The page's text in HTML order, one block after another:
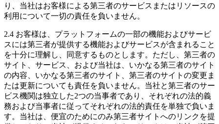
り、当社はお客様による第三者のサービスまたはリソースの
利用について一切の責任を負いません。
2.4 お客様は、プラットフォームの一部の機能およびサービ
スには第三者が提供する機能およびサービスが含まれること
を十分に理解し、同意するものとします。ただし、第三者の
サイト、サービス、および当社は、いかなる第三者のサイト
の内容、いかなる第三者のサイト、第三者のサイトの変更ま
たは更新についても責任を負いません。当社と第三者のサー
ビス機関は独立した2つの当事者であり、それぞれの法的義
務および当事者に従ってそれぞれの法的責任を単独で負いま
す。当社は、便宜のためにのみ第三者サイトへのリンクを提